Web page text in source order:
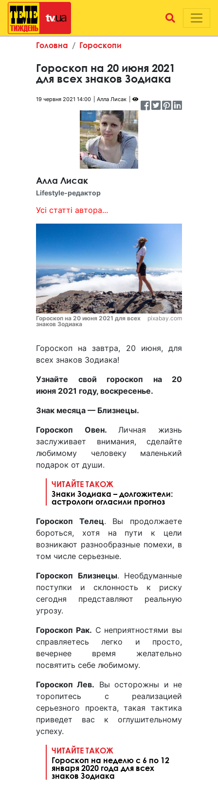
Головна Гороскопи
Гороскоп на 20 июня 2021
для всех знаков Зодиака
19 червня 2021 14:00 Алла Лисак
Алла Лисак
Lifestyle-редактор
Усі статті автора...
Гороскоп на 20 июня 2021 для всех
знаков Зодиака
pixabay.com
Гороскоп на завтра, 20 июня, для
всех знаков Зодиака!
Узнайте свой гороскоп на 20
июня 2021 году, воскресенье.
Знак месяца — Близнецы.
Гороскоп Овен. Личная жизнь
заслуживает внимания, сделайте
любимому человеку маленький
подарок от души.
ЧИТАЙТЕ ТАКОЖ
Знаки Зодиака – долгожители:
астрологи огласили прогноз
Гороскоп Телец. Вы продолжаете
бороться, хотя на пути к цели
возникают разнообразные помехи, в
том числе серьезные.
Гороскоп Близнецы. Необдуманные
поступки и склонность к риску
сегодня представляют реальную
угрозу.
Гороскоп Рак. С неприятностями вы
справляетесь легко и просто,
вечернее время желательно
посвятить себе любимому.
Гороскоп Лев. Вы осторожны и не
торопитесь с реализацией
серьезного проекта, такая тактика
приведет вас к оглушительному
успеху.
ЧИТАЙТЕ ТАКОЖ
Гороскоп на неделю с 6 по 12
января 2020 года для всех
знаков Зодиака